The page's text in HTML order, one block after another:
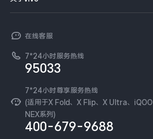
T系列
NEX系列
查找手机
环保回收
安全公告
服务隐私政策
Log还原LUTs下载
开放平台
vivo 企业业务
廉正合规
国补营业执照
无线电发射设备销售备案
工作机会
新闻资讯
可持续发展
vivo 蔡司影像
在线客服
7*24小时服务热线
95033
7*24小时尊享服务热线
(适用于X Fold、X Flip、X Ultra、
NEX系列)
400-679-9688